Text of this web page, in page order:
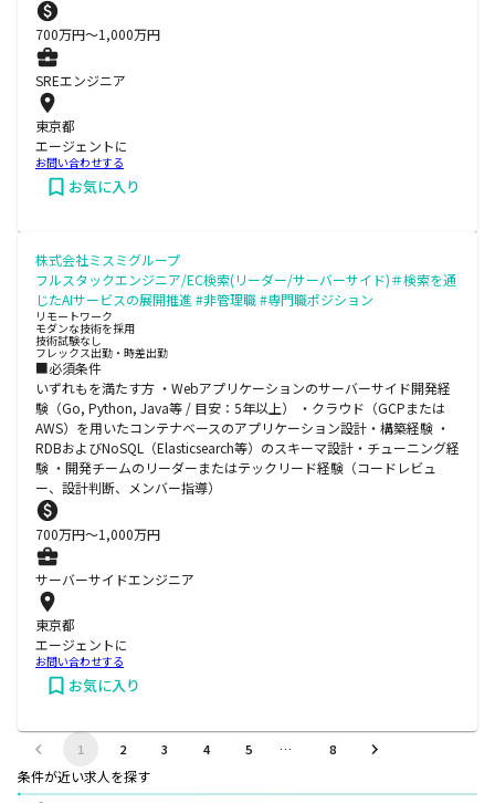
700万円〜1,000万円
SREエンジニア
東京都
エージェントに
お問い合わせする
お気に入り
株式会社ミスミグループ
フルスタックエンジニア/EC検索(リーダー/サーバーサイド)＃検索を通
じたAIサービスの展開推進 #非管理職 #専門職ポジション
リモートワーク
モダンな技術を採用
技術試験なし
フレックス出勤・時差出勤
■必須条件
いずれもを満たす方 ・Webアプリケーションのサーバーサイド開発経
験（Go, Python, Java等 / 目安：5年以上） ・クラウド（GCPまたは
AWS）を用いたコンテナベースのアプリケーション設計・構築経験 ・
RDBおよびNoSQL（Elasticsearch等）のスキーマ設計・チューニング経
験 ・開発チームのリーダーまたはテックリード経験（コードレビュ
ー、設計判断、メンバー指導）
700万円〜1,000万円
サーバーサイドエンジニア
東京都
エージェントに
お問い合わせする
お気に入り
1 2 3 4 5 … 8
条件が近い求人を探す